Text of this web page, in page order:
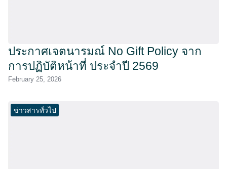
ประกาศเจตนารมณ์ No Gift Policy จาก
การปฏิบัติหน้าที่ ประจำปี 2569
February 25, 2026
ข่าวสารทั่วไป